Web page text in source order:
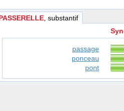
, substantif
passage
ponceau
pont